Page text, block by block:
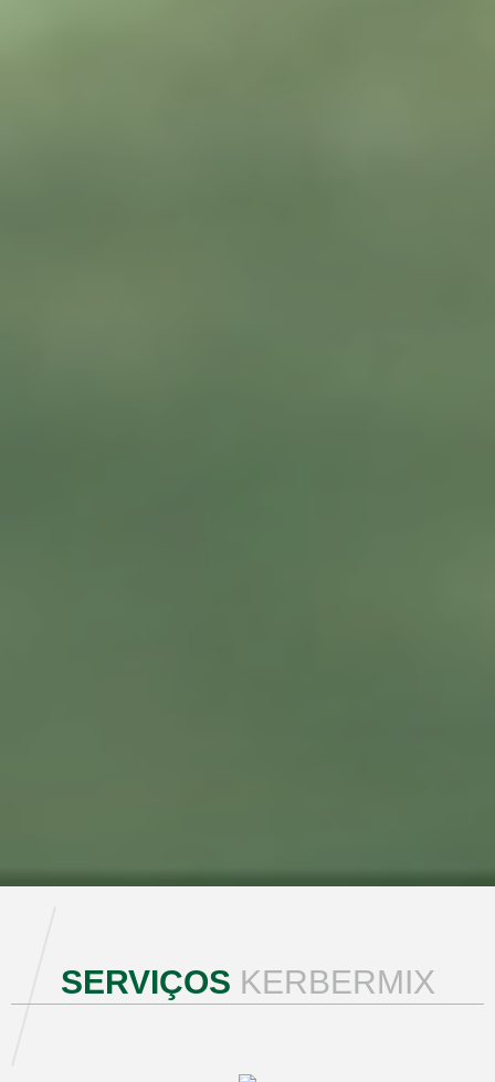
SERVIÇOS KERBERMIX